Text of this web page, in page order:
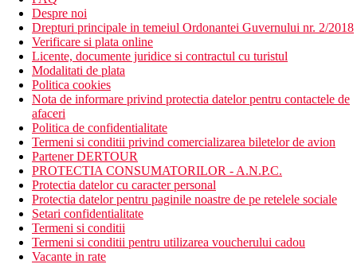
300 m
Distanta pana la plaja
200 m
Baruri/pub-uri
200 m
Statie de autobuz
500 m
Centrul orasului
55 km
Distanta de cel mai apropiat aeroport
Plaja
Despre noi
Drepturi principale in temeiul Ordonantei Guvernului nr. 2/2018
Verificare si plata online
Licente, documente juridice si contractul cu turistul
Modalitati de plata
Politica cookies
Nota de informare privind protectia datelor pentru contactele de
afaceri
Politica de confidentialitate
Termeni si conditii privind comercializarea biletelor de avion
Partener DERTOUR
PROTECTIA CONSUMATORILOR - A.N.P.C.
Protectia datelor cu caracter personal
Protectia datelor pentru paginile noastre de pe retelele sociale
Setari confidentialitate
Termeni si conditii
Termeni si conditii pentru utilizarea voucherului cadou
Vacante in rate